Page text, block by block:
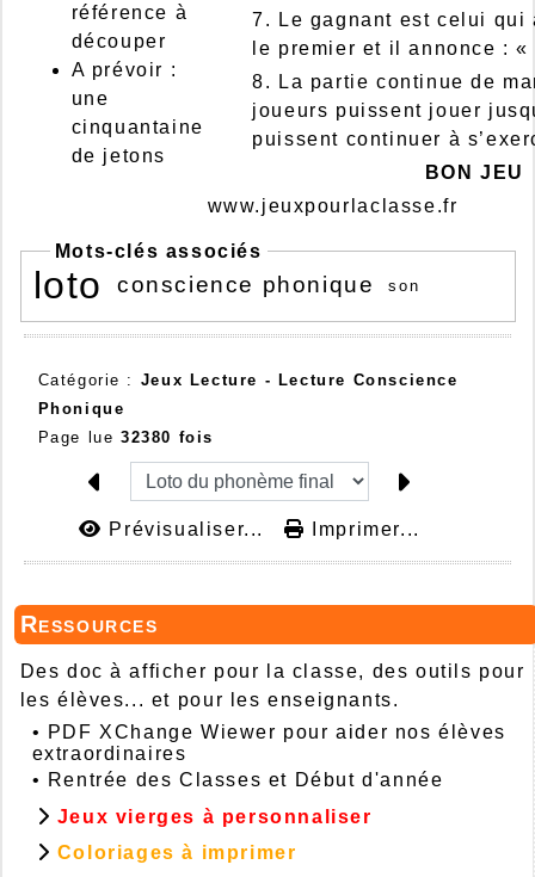
référence à
découper
A prévoir :
une
cinquantaine
de jetons
7. Le gagnant est celui qui
le premier et il annonce :
8. La partie continue de
joueurs puissent jouer
puissent continuer à
BON JEU
www.jeuxpourlaclasse.fr
Mots-clés associés
loto conscience phonique son
Catégorie : Jeux Lecture - Lecture Conscience
Phonique
Page lue 32380 fois
Prévisualiser... Imprimer...
Ressources
Des doc à afficher pour la classe, des outils pour
les élèves... et pour les enseignants.
• PDF XChange Wiewer pour aider nos élèves
extraordinaires
• Rentrée des Classes et Début d'année
Jeux vierges à personnaliser
Coloriages à imprimer